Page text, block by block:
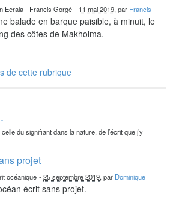
Eerala - Francis Gorgé - 11 mai 2019, par Francis
balade en barque paisible, à minuit, le
des côtes de Makholma.
de cette rubrique
du signifiant dans la nature, de l’écrit que j’y
projet
océanique -25 septembre 2019, par Dominique
écrit sans projet.